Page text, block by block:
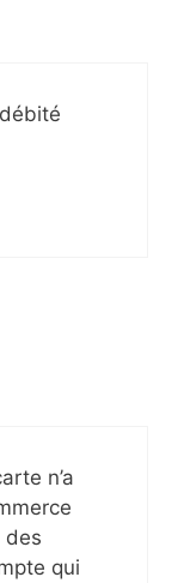
n’a
des
qui